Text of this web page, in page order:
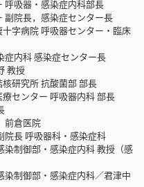
吸器・感染症内科部長
院長，感染症センター長
病院 呼吸器センター・臨床
内科 感染症センター長
教授
研究所 抗酸菌部 部長
ンター 呼吸器内科 部長
倉医院
長 呼吸器科・感染症科
制御部・感染症内科 教授（感
制御部・感染症内科／君津中